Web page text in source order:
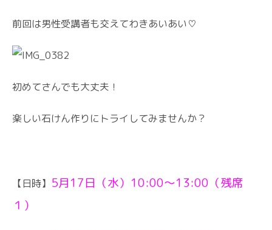
前回は男性受講者も交えてわきあいあい♡
初めてさんでも大丈夫！
楽しい石けん作りにトライしてみませんか？
【日時】 5月17日（水）10:00〜13:00（残席
１）